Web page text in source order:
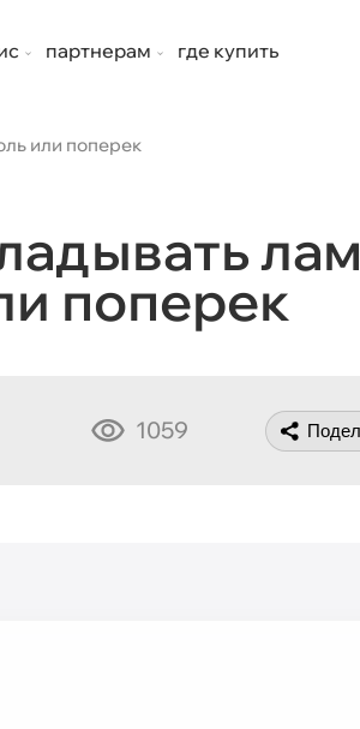
партнерам где купить
или поперек
поперек
1059